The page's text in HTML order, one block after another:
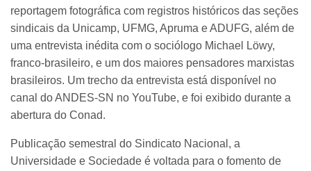
reportagem fotográfica com registros históricos das seções
sindicais da Unicamp, UFMG, Apruma e ADUFG, além de
uma entrevista inédita com o sociólogo Michael Löwy,
franco-brasileiro, e um dos maiores pensadores marxistas
brasileiros. Um trecho da entrevista está disponível no
canal do ANDES-SN no YouTube, e foi exibido durante a
abertura do Conad.
Publicação semestral do Sindicato Nacional, a
Universidade e Sociedade é voltada para o fomento de